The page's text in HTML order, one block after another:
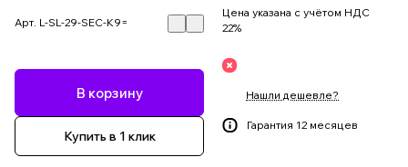
Арт. L-SL-29-SEC-K9=
В корзину
Купить в 1 клик
Цена указана с учётом НДС
22%
Нашли дешевле?
Гарантия 12 месяцев